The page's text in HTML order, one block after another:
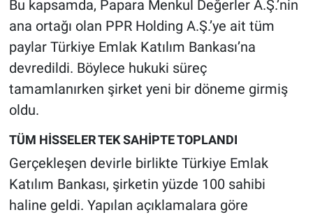
Bu kapsamda, Papara Menkul Değerler A.Ş.’nin
ana ortağı olan PPR Holding A.Ş.’ye ait tüm
paylar Türkiye Emlak Katılım Bankası’na
devredildi. Böylece hukuki süreç
tamamlanırken şirket yeni bir döneme girmiş
oldu.
TÜM HİSSELER TEK SAHİPTE TOPLANDI
Gerçekleşen devirle birlikte Türkiye Emlak
Katılım Bankası, şirketin yüzde 100 sahibi
haline geldi. Yapılan açıklamalara göre